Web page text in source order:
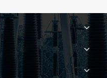
системи